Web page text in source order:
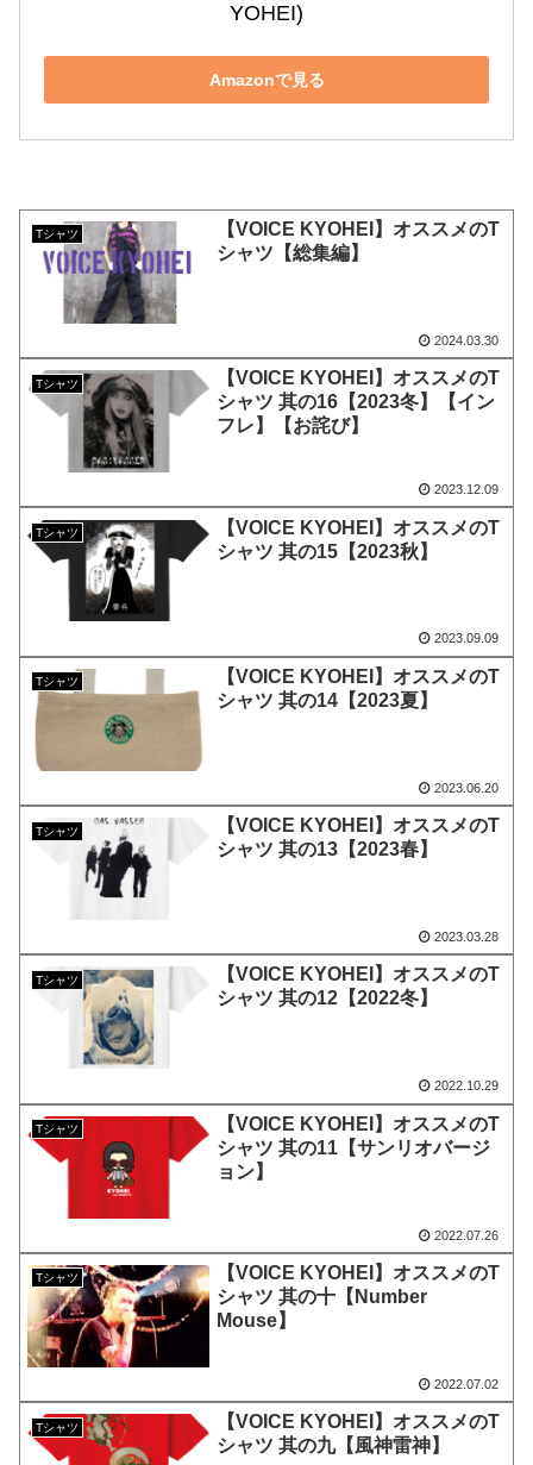
YOHEI)
Amazonで見る
Tシャツ
【VOICE KYOHEI】オススメのT
シャツ【総集編】
2024.03.30
Tシャツ
【VOICE KYOHEI】オススメのT
シャツ 其の16【2023冬】【イン
フレ】【お詫び】
2023.12.09
Tシャツ
【VOICE KYOHEI】オススメのT
シャツ 其の15【2023秋】
2023.09.09
Tシャツ
【VOICE KYOHEI】オススメのT
シャツ 其の14【2023夏】
2023.06.20
Tシャツ
【VOICE KYOHEI】オススメのT
シャツ 其の13【2023春】
2023.03.28
Tシャツ
【VOICE KYOHEI】オススメのT
シャツ 其の12【2022冬】
2022.10.29
Tシャツ
【VOICE KYOHEI】オススメのT
シャツ 其の11【サンリオバージ
ョン】
2022.07.26
Tシャツ
【VOICE KYOHEI】オススメのT
シャツ 其の十【Number
Mouse】
2022.07.02
Tシャツ
【VOICE KYOHEI】オススメのT
シャツ 其の九【風神雷神】